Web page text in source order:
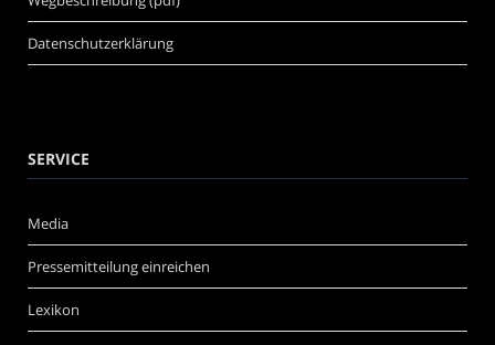
Datenschutzerklärung
SERVICE
Media
Pressemitteilung einreichen
Lexikon